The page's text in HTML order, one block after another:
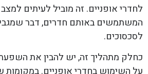
לחדרי אופניים. זה מוביל לעיתים למצב
המשתמשים באותם חדרים, דבר
לסכסוכים.
כחלק מתהליך זה, יש להבין את